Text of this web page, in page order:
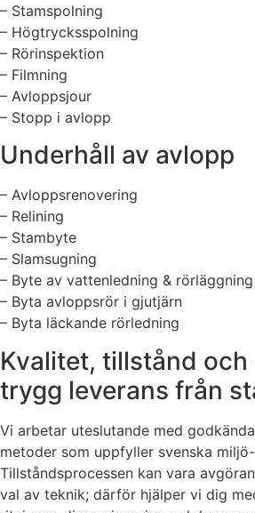
– Stamspolning
– Högtrycksspolning
– Rörinspektion
– Filmning
– Avloppsjour
– Stopp i avlopp
Underhåll av avlopp
– Avloppsrenovering
– Relining
– Stambyte
– Slamsugning
– Byte av vattenledning & rörläggning
– Byta avloppsrör i gjutjärn
– Byta läckande rörledning
Kvalitet, tillstånd och
trygg leverans från
Vi arbetar uteslutande med
metoder som uppfyller svenska
Tillståndsprocessen kan vara
val av teknik; därför hjälper vi dig